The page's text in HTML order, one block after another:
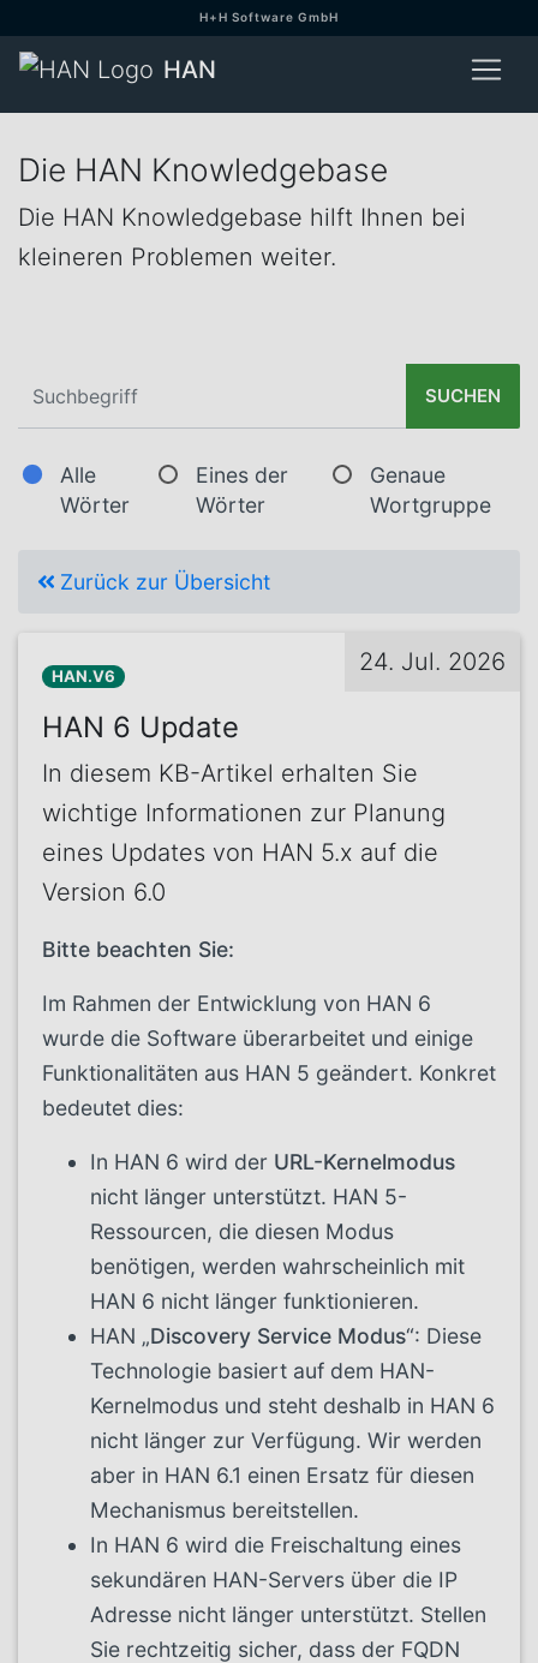
H+H Software GmbH
HAN
Die HAN Knowledgebase
Die HAN Knowledgebase hilft Ihnen bei
kleineren Problemen weiter.
SUCHEN
Alle
Wörter
Eines der
Wörter
Genaue
Wortgruppe
Zurück zur Übersicht
24. Jul. 2026
HAN.V6
HAN 6 Update
In diesem KB-Artikel erhalten Sie
wichtige Informationen zur Planung
eines Updates von HAN 5.x auf die
Version 6.0
Bitte beachten Sie:
Im Rahmen der Entwicklung von HAN 6
wurde die Software überarbeitet und einige
Funktionalitäten aus HAN 5 geändert. Konkret
bedeutet dies:
In HAN 6 wird der URL-Kernelmodus
nicht länger unterstützt. HAN 5-
Ressourcen, die diesen Modus
benötigen, werden wahrscheinlich mit
HAN 6 nicht länger funktionieren.
HAN „Discovery Service Modus“: Diese
Technologie basiert auf dem HAN-
Kernelmodus und steht deshalb in HAN 6
nicht länger zur Verfügung. Wir werden
aber in HAN 6.1 einen Ersatz für diesen
Mechanismus bereitstellen.
In HAN 6 wird die Freischaltung eines
sekundären HAN-Servers über die IP
Adresse nicht länger unterstützt. Stellen
Sie rechtzeitig sicher, dass der FQDN